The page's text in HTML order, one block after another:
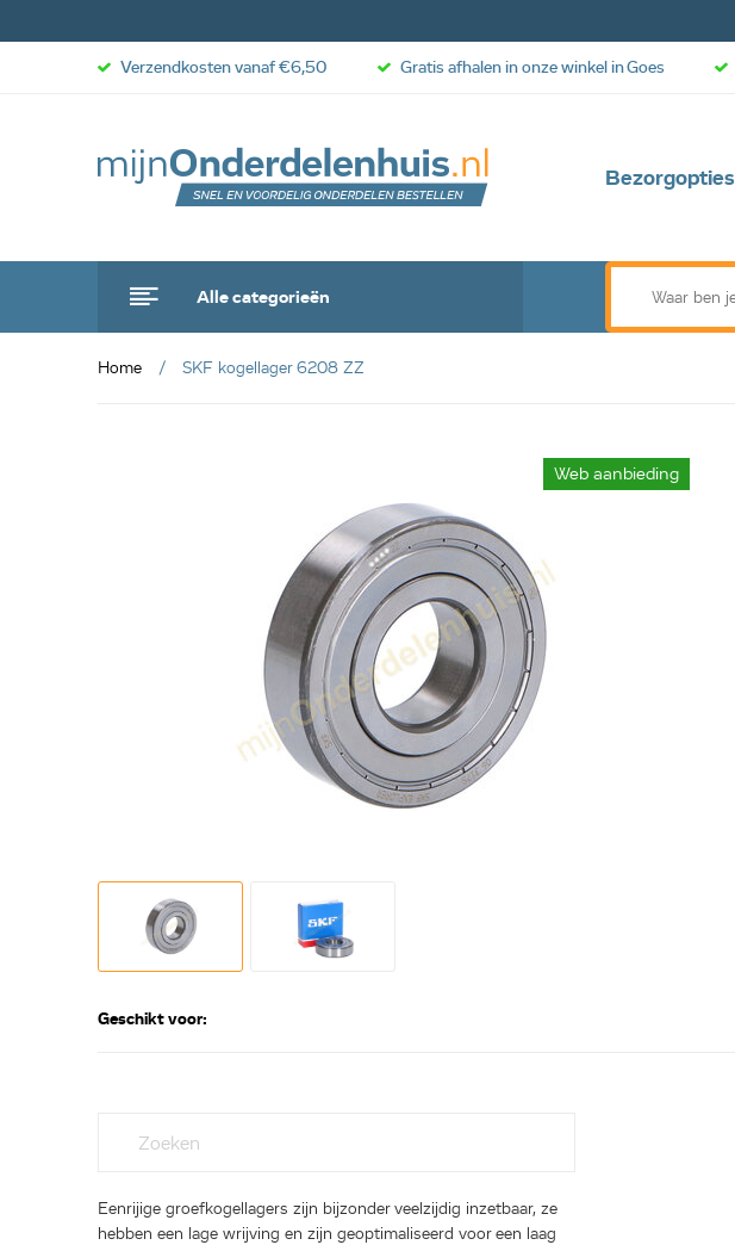
Bezorgopties
Alle categorieën
Verzendkosten vanaf €6,50 Gratis afhalen in onze winkel in Goes
Home SKF kogellager 6208 ZZ
Web aanbieding
Geschikt voor:
Eenrijige groefkogellagers zijn bijzonder veelzijdig inzetbaar, ze
hebben een lage wrijving en zijn geoptimaliseerd voor een laag